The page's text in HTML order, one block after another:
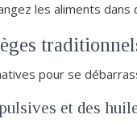
les aliments
pour se
et des